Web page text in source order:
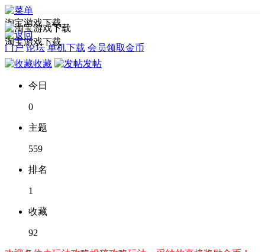
淘宝游戏下载
门户 论坛 单机下载 会员领取金币
淘宝游戏下载
收藏 发帖
今日
0
主题
559
排名
1
收藏
92